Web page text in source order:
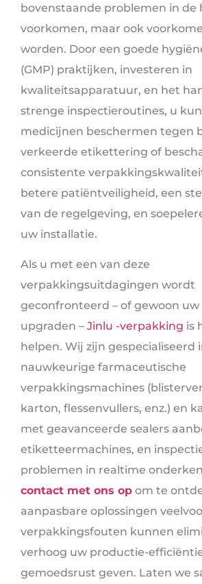
bovenstaande problemen in de
voorkomen, maar ook
worden. Door een goede
(GMP) praktijken, investeren in
kwaliteitsapparatuur, en het
strenge inspectieroutines, u
medicijnen beschermen tegen
verkeerde etikettering of
consistente
betere patiëntveiligheid, een
van de regelgeving, en
uw installatie.
Als u met een van deze
verpakkingsuitdagingen wordt
geconfronteerd – of gewoon
upgraden – Jinlu -verpakking is
helpen. Wij zijn gespecialiseerd
nauwkeurige farmaceutische
verpakkingsmachines
karton, flessenvullers, enz.) en
met geavanceerde sealers
etiketteermachines, en
problemen in realtime
contact met ons op om te
aanpasbare oplossingen
verpakkingsfouten kunnen
verhoog uw productie-
gemoedsrust geven. Laten we